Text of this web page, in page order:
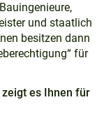
und staatlich
besitzen dann
für
es Ihnen für